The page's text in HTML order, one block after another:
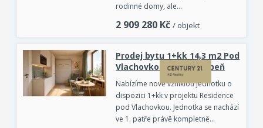
rodinné domy, ale…
2 909 280 Kč / objekt
Prodej bytu 1+kk 14,3 m2 Pod
Vlachovkou, Praha - Libeň
Nabízíme nově vzniklou jednotku o
dispozici 1+kk v projektu Residence
pod Vlachovkou. Jednotka se nachází
ve 1. patře právě kompletně…